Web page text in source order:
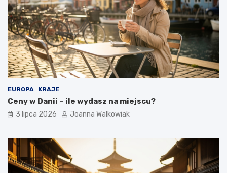
EUROPA KRAJE
Ceny w Danii – ile wydasz na miejscu?
3 lipca 2026 Joanna Walkowiak